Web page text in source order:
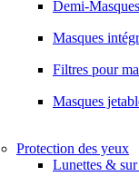
Demi-
Masques
Filtres pour
Masques
Protection des yeux
Lunettes &